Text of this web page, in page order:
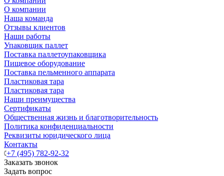
О компании
Наша команда
Отзывы клиентов
Наши работы
Упаковщик паллет
Поставка паллетоупаковщика
Пищевое оборудование
Поставка пельменного аппарата
Пластиковая тара
Пластиковая тара
Наши преимущества
Сертификаты
Общественная жизнь и благотворительность
Политика конфиденциальности
Реквизиты юридического лица
Контакты
+7 (495) 782-92-32
Заказать звонок
Задать вопрос